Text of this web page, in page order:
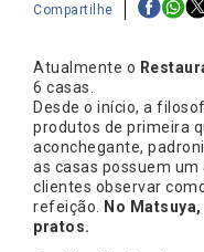
Compartilhe
Atualmente o
6 casas.
Desde o início, a
produtos de primeira
aconchegante,
as casas possuem um
clientes observar
refeição. No
pratos.